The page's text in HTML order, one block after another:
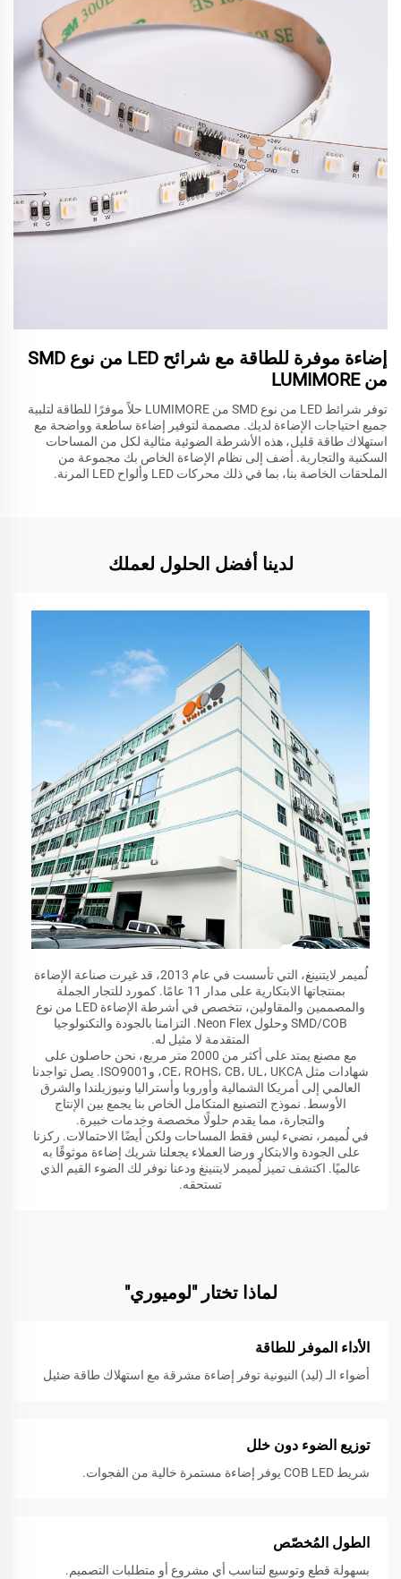
إضاءة موفرة للطاقة مع شرائح LED من نوع SMD
من LUMIMORE
توفر شرائط LED من نوع SMD من LUMIMORE حلاً موفرًا للطاقة لتلبية
جميع احتياجات الإضاءة لديك. مصممة لتوفير إضاءة ساطعة وواضحة مع
استهلاك طاقة قليل، هذه الأشرطة الضوئية مثالية لكل من المساحات
السكنية والتجارية. أضف إلى نظام الإضاءة الخاص بك مجموعة من
الملحقات الخاصة بنا، بما في ذلك محركات LED وألواح LED المرنة.
لدينا أفضل الحلول لعملك
لُميمر لايتنينغ، التي تأسست في عام 2013، قد غيرت صناعة الإضاءة
بمنتجاتها الابتكارية على مدار 11 عامًا. كمورد للتجار الجملة
والمصممين والمقاولين، نتخصص في أشرطة الإضاءة LED من نوع
SMD/COB وحلول Neon Flex. التزامنا بالجودة والتكنولوجيا
المتقدمة لا مثيل له.
مع مصنع يمتد على أكثر من 2000 متر مربع، نحن حاصلون على
شهادات مثل CE، ROHS، CB، UL، UKCA، وISO9001. يصل تواجدنا
العالمي إلى أمريكا الشمالية وأوروبا وأستراليا ونيوزيلندا والشرق
الأوسط. نموذج التصنيع المتكامل الخاص بنا يجمع بين الإنتاج
والتجارة، مما يقدم حلولًا مخصصة وخِدمات خبيرة.
في لُميمر، نضيء ليس فقط المساحات ولكن أيضًا الاحتمالات. ركزنا
على الجودة والابتكار ورضا العملاء يجعلنا شريك إضاءة موثوقًا به
عالميًا. اكتشف تميز لُميمر لايتنينغ ودعنا نوفر لك الضوء القيم الذي
تستحقه.
لماذا تختار "لوميوري"
الأداء الموفر للطاقة
أضواء الـ (ليد) النيونية توفر إضاءة مشرقة مع استهلاك طاقة ضئيل
توزيع الضوء دون خلل
شريط COB LED يوفر إضاءة مستمرة خالية من الفجوات.
الطول المُخصّص
بسهولة قطع وتوسيع لتناسب أي مشروع أو متطلبات التصميم.